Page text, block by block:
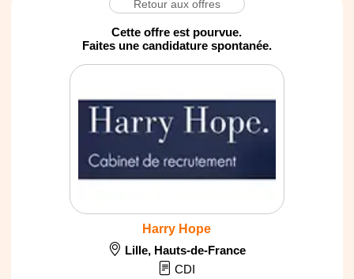
Retour aux offres
Cette offre est pourvue.
Faites une candidature spontanée.
Harry Hope
Lille, Hauts-de-France
CDI